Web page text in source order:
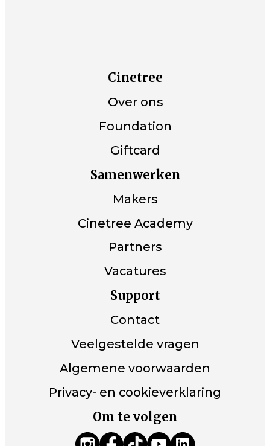
Cinetree
Over ons
Foundation
Giftcard
Samenwerken
Makers
Cinetree Academy
Partners
Vacatures
Support
Contact
Veelgestelde vragen
Algemene voorwaarden
Privacy- en cookieverklaring
Om te volgen